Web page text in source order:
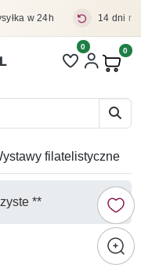
w 24h 14 dni
Liczba pozycji
0 0
filatelistyczne